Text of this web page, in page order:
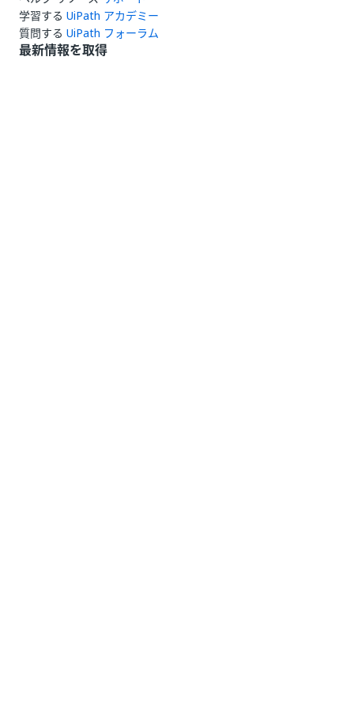
学習する UiPath アカデミー
質問する UiPath フォーラム
最新情報を取得